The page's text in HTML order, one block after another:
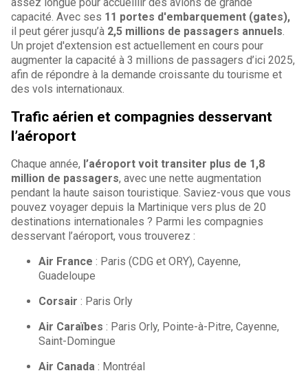
capacité. Avec ses 11 portes d'embarquement (gates),
il peut gérer jusqu’à 2,5 millions de passagers annuels
Un projet d'extension est actuellement en cours pour
augmenter la capacité à 3 millions de passagers d’ici 2025,
afin de répondre à la demande croissante du tourisme et
des vols internationaux.
Trafic aérien et compagnies desservant
l’aéroport
Chaque année, l’aéroport voit transiter plus de 1,8
million de passagers, avec une nette augmentation
pendant la haute saison touristique. Saviez-vous que vous
pouvez voyager depuis la Martinique vers plus de 20
destinations internationales ? Parmi les compagnies
desservant l’aéroport, vous trouverez :
Air France : Paris (CDG et ORY), Cayenne,
Guadeloupe
Corsair : Paris Orly
Air Caraïbes : Paris Orly, Pointe-à-Pitre, Cayenne,
Saint-Domingue
Air Canada : Montréal